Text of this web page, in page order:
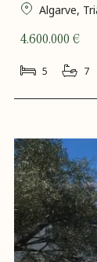
Algarve,
4.600.000 €
5 7